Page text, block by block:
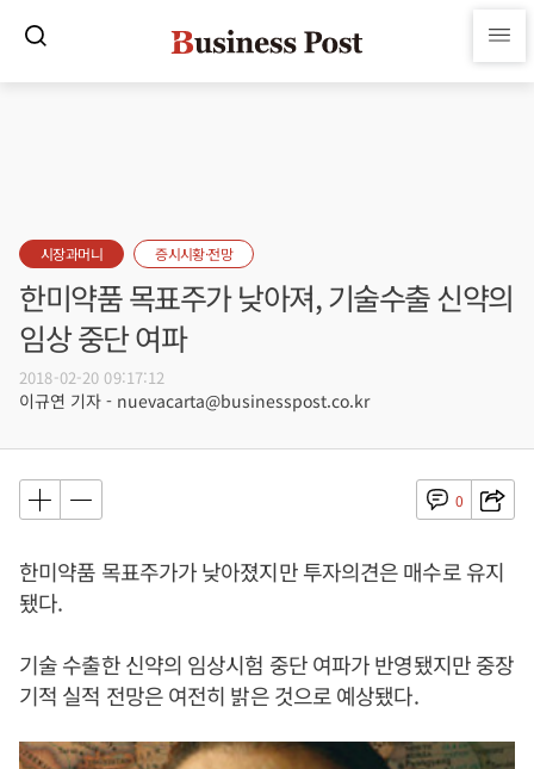
시장과머니 증시시황·전망
한미약품 목표주가 낮아져, 기술수출 신약의
임상 중단 여파
2018-02-20 09:17:12
이규연 기자 - nuevacarta@businesspost.co.kr
0
한미약품 목표주가가 낮아졌지만 투자의견은 매수로 유지
됐다.
기술 수출한 신약의 임상시험 중단 여파가 반영됐지만 중장
기적 실적 전망은 여전히 밝은 것으로 예상됐다.